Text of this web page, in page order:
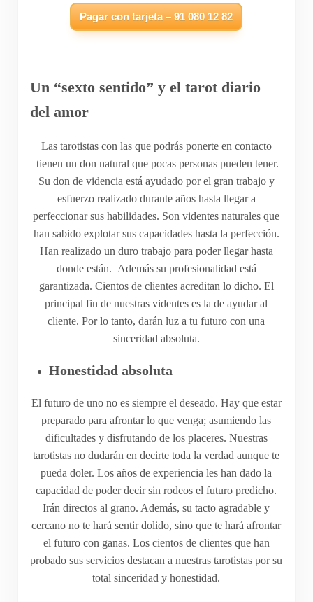
Pagar con tarjeta – 91 080 12 82
Un “sexto sentido” y el tarot diario
del amor
Las tarotistas con las que podrás ponerte en contacto
tienen un don natural que pocas personas pueden tener.
Su don de videncia está ayudado por el gran trabajo y
esfuerzo realizado durante años hasta llegar a
perfeccionar sus habilidades. Son videntes naturales que
han sabido explotar sus capacidades hasta la perfección.
Han realizado un duro trabajo para poder llegar hasta
donde están. Además su profesionalidad está
garantizada. Cientos de clientes acreditan lo dicho. El
principal fin de nuestras videntes es la de ayudar al
cliente. Por lo tanto, darán luz a tu futuro con una
sinceridad absoluta.
Honestidad absoluta
El futuro de uno no es siempre el deseado. Hay que estar
preparado para afrontar lo que venga; asumiendo las
dificultades y disfrutando de los placeres. Nuestras
tarotistas no dudarán en decirte toda la verdad aunque te
pueda doler. Los años de experiencia les han dado la
capacidad de poder decir sin rodeos el futuro predicho.
Irán directos al grano. Además, su tacto agradable y
cercano no te hará sentir dolido, sino que te hará afrontar
el futuro con ganas. Los cientos de clientes que han
probado sus servicios destacan a nuestras tarotistas por su
total sinceridad y honestidad.